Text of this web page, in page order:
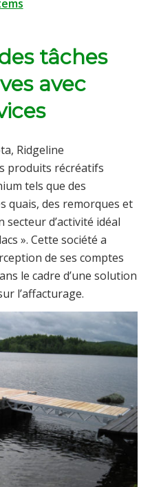
tâches
avec
Ridgeline
produits récréatifs
tels que des
quais, des remorques et
secteur d’activité idéal
». Cette société a
de ses comptes
le cadre d’une solution
l’affacturage.